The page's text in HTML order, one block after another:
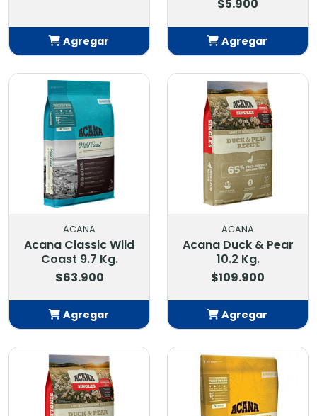
Agregar
Añadido
$5.900
Agregar
Añadido
ACANA
Acana Classic Wild
Coast 9.7 Kg.
$63.900
Agregar
ACANA
Acana Duck & Pear
10.2 Kg.
$109.900
Agregar